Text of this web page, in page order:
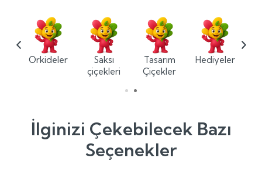
Orkideler
Saksı
çiçekleri
Tasarım
Çiçekler
Hediyeler
İlginizi Çekebilecek Bazı
Seçenekler